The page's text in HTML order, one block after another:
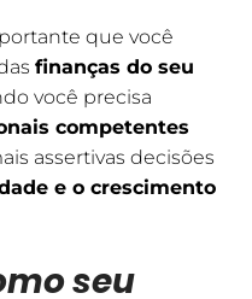
que você
finanças do seu
você precisa
competentes
assertivas decisões
e o crescimento
seu